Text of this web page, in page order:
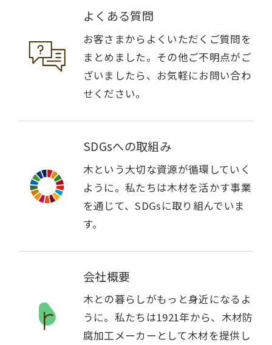
よくある質問
お客さまからよくいただくご質問を
まとめました。その他ご不明点がご
ざいましたら、お気軽にお問い合わ
せください。
SDGsへの取組み
木という大切な資源が循環していく
ように。私たちは木材を活かす事業
を通じて、SDGsに取り組んでいま
す。
会社概要
木との暮らしがもっと身近になるよ
うに。私たちは1921年から、木材防
腐加工メーカーとして木材を提供し